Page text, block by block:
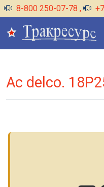
8-800 250-07-78 ,
Ac delco.